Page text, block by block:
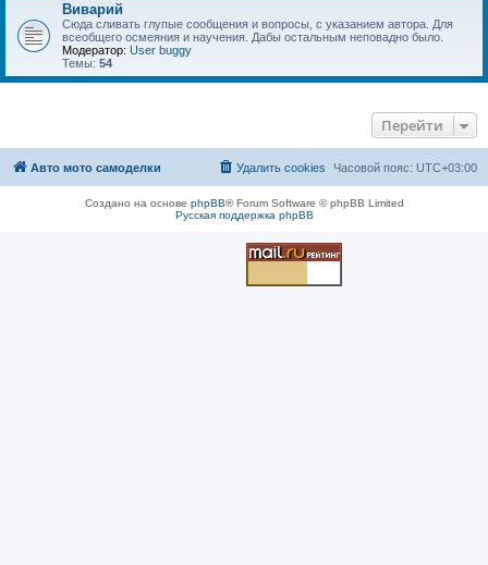
Виварий
Сюда сливать глупые сообщения и вопросы, с указанием автора. Для
всеобщего осмеяния и научения. Дабы остальным неповадно было.
Модератор: User buggy
Темы: 54
Перейти
Авто мото самоделки Часовой пояс: UTC+03:00
Удалить cookies
Создано на основе phpBB® Forum Software © phpBB Limited
Русская поддержка phpBB